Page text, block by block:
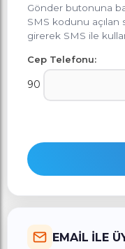
Gönder butonuna
SMS kodunu açılan
girerek SMS ile
Cep Telefonu:
90
EMAİL İLE